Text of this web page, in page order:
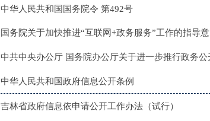
中华人民共和国国务院令 第492号
国务院关于加快推进“互联网+政务服务”工作的指导
中共中央办公厅 国务院办公厅关于进一步推行政务公
中华人民共和国政府信息公开条例
吉林省政府信息依申请公开工作办法（试行）